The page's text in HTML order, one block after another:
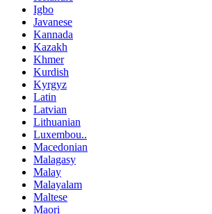
Igbo
Javanese
Kannada
Kazakh
Khmer
Kurdish
Kyrgyz
Latin
Latvian
Lithuanian
Luxembou..
Macedonian
Malagasy
Malay
Malayalam
Maltese
Maori